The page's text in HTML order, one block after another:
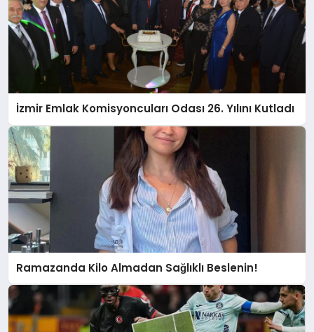
İzmir Emlak Komisyoncuları Odası 26. Yılını Kutladı
Ramazanda Kilo Almadan Sağlıklı Beslenin!